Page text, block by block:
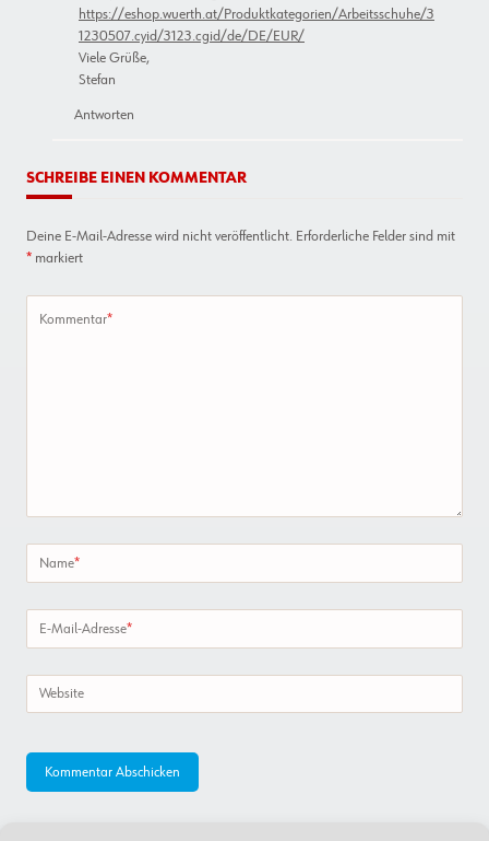
https://eshop.wuerth.at/Produktkategorien/Arbeitsschuhe/3
1230507.cyid/3123.cgid/de/DE/EUR/
Viele Grüße,
Stefan
Antworten
SCHREIBE EINEN KOMMENTAR
Deine E-Mail-Adresse wird nicht veröffentlicht. Erforderliche Felder sind mit
* markiert
Kommentar*
Name*
E-Mail-Adresse*
Website